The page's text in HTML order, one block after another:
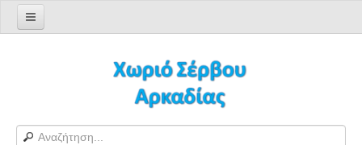
Φόρμα εγγραφής χρήστη
H Ιστοσελίδα μας